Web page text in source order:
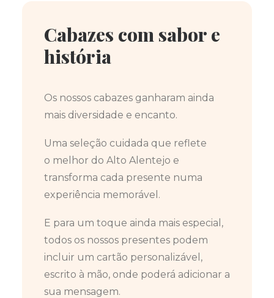
Cabazes com sabor e
história
Os nossos cabazes ganharam ainda
mais diversidade e encanto.
Uma seleção cuidada que reflete
o melhor do Alto Alentejo e
transforma cada presente numa
experiência memorável.
E para um toque ainda mais especial,
todos os nossos presentes podem
incluir um cartão personalizável,
escrito à mão, onde poderá adicionar a
sua mensagem.